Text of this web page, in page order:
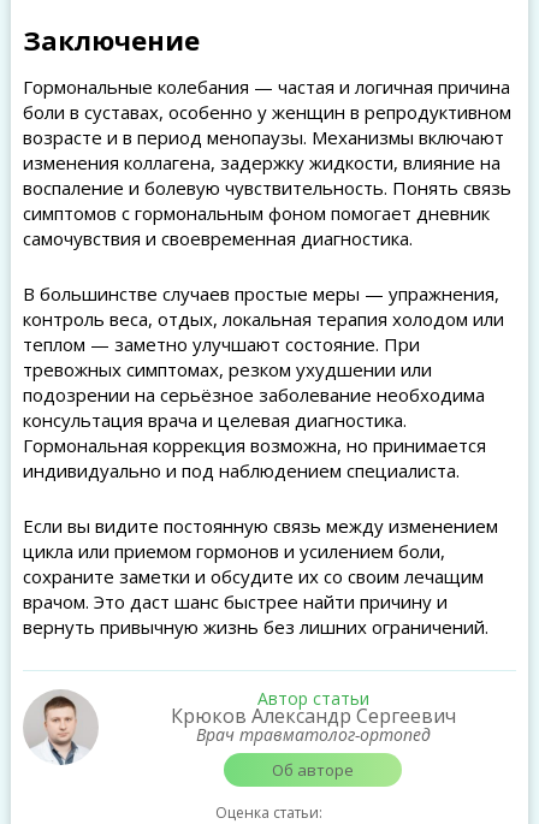
Заключение
Гормональные колебания — частая и логичная причина
боли в суставах, особенно у женщин в репродуктивном
возрасте и в период менопаузы. Механизмы включают
изменения коллагена, задержку жидкости, влияние на
воспаление и болевую чувствительность. Понять связь
симптомов с гормональным фоном помогает дневник
самочувствия и своевременная диагностика.
В большинстве случаев простые меры — упражнения,
контроль веса, отдых, локальная терапия холодом или
теплом — заметно улучшают состояние. При
тревожных симптомах, резком ухудшении или
подозрении на серьёзное заболевание необходима
консультация врача и целевая диагностика.
Гормональная коррекция возможна, но принимается
индивидуально и под наблюдением специалиста.
Если вы видите постоянную связь между изменением
цикла или приемом гормонов и усилением боли,
сохраните заметки и обсудите их со своим лечащим
врачом. Это даст шанс быстрее найти причину и
вернуть привычную жизнь без лишних ограничений.
Автор статьи
Крюков Александр Сергеевич
Врач травматолог-ортопед
Об авторе
Оценка статьи: